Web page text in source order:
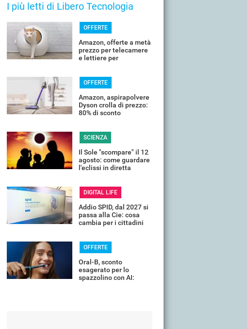
I più letti di Libero Tecnologia
OFFERTE
Amazon, offerte a metà
prezzo per telecamere
e lettiere per
OFFERTE
Amazon, aspirapolvere
Dyson crolla di prezzo:
80% di sconto
SCIENZA
Il Sole "scompare" il 12
agosto: come guardare
l'eclissi in diretta
DIGITAL LIFE
Addio SPID, dal 2027 si
passa alla Cie: cosa
cambia per i cittadini
OFFERTE
Oral-B, sconto
esagerato per lo
spazzolino con AI: